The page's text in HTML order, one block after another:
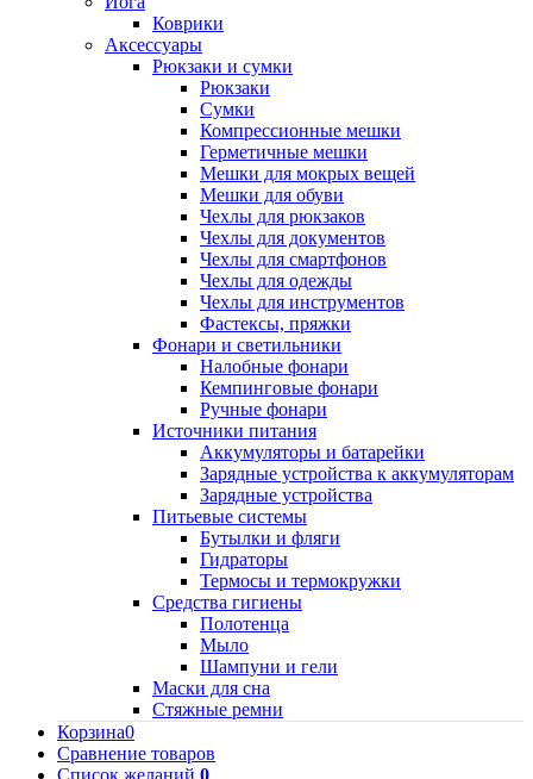
Коврики
Аксессуары
Рюкзаки и сумки
Рюкзаки
Сумки
Компрессионные мешки
Герметичные мешки
Мешки для мокрых вещей
Мешки для обуви
Чехлы для рюкзаков
Чехлы для документов
Чехлы для смартфонов
Чехлы для одежды
Чехлы для инструментов
Фастексы, пряжки
Фонари и светильники
Налобные фонари
Кемпинговые фонари
Ручные фонари
Источники питания
Аккумуляторы и батарейки
Зарядные устройства к аккумуляторам
Зарядные устройства
Питьевые системы
Бутылки и фляги
Гидраторы
Термосы и термокружки
Средства гигиены
Полотенца
Мыло
Шампуни и гели
Маски для сна
Стяжные ремни
Корзина0
Сравнение товаров
Список желаний 0